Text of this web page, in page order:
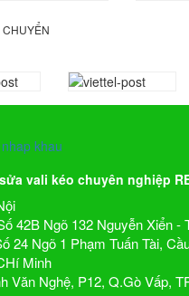
vali kéo chuyên nghiệp
42B Ngõ 132 Nguyễn Xiển -
24 Ngõ 1 Phạm Tuấn Tài,
Minh
Văn Nghệ, P12, Q.Gò Vấp,